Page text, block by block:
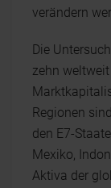
verändern
Die
zehn
Regionen
den E7-
Mexiko,
Aktiva der